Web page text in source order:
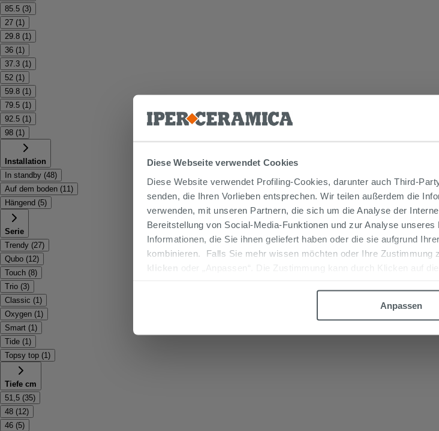
Diese Webseite verwendet Cookies
Diese Website verwendet Profiling-Cookies, darunter auch Third-
senden, die Ihren Vorlieben entsprechen. Wir teilen außerdem die
verwenden, mit unseren Partnern, die sich um die Analyse der
Bereitstellung von Social-Media-Funktionen und zur Analyse
Informationen, die Sie ihnen geliefert haben oder die sie aufgrund
kombinieren. Falls Sie mehr wissen möchten oder Ihre Zustimmung
klicken
oder „Anpassen“. Die Zustimmung kann durch Klicken auf
Anpassen
85.5 (3)
27 (1)
29.8 (1)
36 (1)
37.3 (1)
52 (1)
59.8 (1)
79.5 (1)
92.5 (1)
98 (1)
Installation
In standby (48)
Auf dem boden (11)
Hängend (5)
Serie
Trendy (27)
Qubo (12)
Touch (8)
Trio (3)
Classic (1)
Oxygen (1)
Smart (1)
Tide (1)
Topsy top (1)
Tiefe cm
51,5 (35)
48 (12)
46 (5)